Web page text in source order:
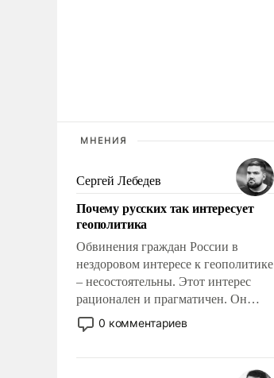
МНЕНИЯ
Сергей Лебедев
Почему русских так интересует
геополитика
Обвинения граждан России в
нездоровом интересе к геополитике
– несостоятельны. Этот интерес
рационален и прагматичен. Он
обусловлен тысячелетним опытом
выживания в крайне непростых
знанием, что мировая политика
0 комментариев